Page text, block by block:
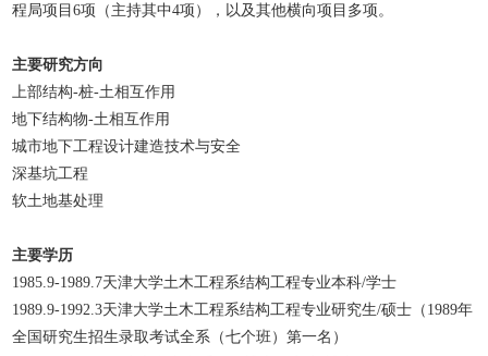
程局项目6项（主持其中4项），以及其他横向项目多项。
主要研究方向
上部结构-桩-土相互作用
地下结构物-土相互作用
城市地下工程设计建造技术与安全
深基坑工程
软土地基处理
主要学历
1985.9-1989.7天津大学土木工程系结构工程专业本科/学士
1989.9-1992.3天津大学土木工程系结构工程专业研究生/硕士（1989年
全国研究生招生录取考试全系（七个班）第一名）